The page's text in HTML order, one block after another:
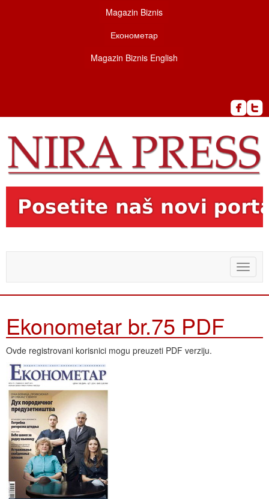
Magazin Biznis
Економетар
Magazin Biznis English
Toggle
Ekonometar br.75 PDF
Ovde registrovani korisnici mogu preuzeti PDF verziju.